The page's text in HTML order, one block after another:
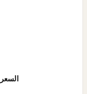
السعر